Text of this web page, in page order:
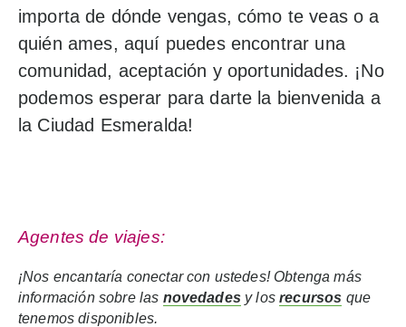
importa de dónde vengas, cómo te veas o a
quién ames, aquí puedes encontrar una
comunidad, aceptación y oportunidades. ¡No
podemos esperar para darte la bienvenida a
la Ciudad Esmeralda!
Agentes de viajes:
¡Nos encantaría conectar con ustedes! Obtenga más
información sobre las novedades y losrecursos que
tenemos disponibles.